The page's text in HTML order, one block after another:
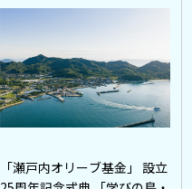
「瀬戸内オリーブ基金」 設立